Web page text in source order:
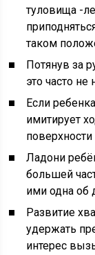
туловища -
таком
Потянув за
это часто
Если
имитирует
Ладони
большей
ими одна об
Развитие
удержать
интерес